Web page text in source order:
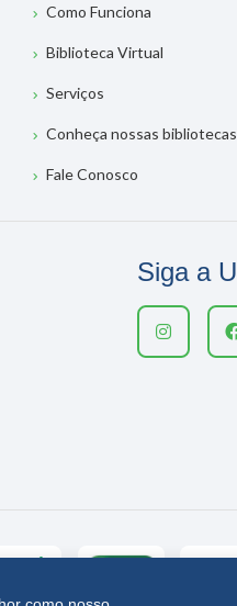
Como Funciona
Biblioteca Virtual
Serviços
Conheça nossas bibliotecas
Fale Conosco
Siga a